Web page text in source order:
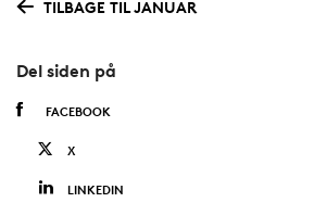
TILBAGE TIL JANUAR
Del siden på
FACEBOOK
X
LINKEDIN